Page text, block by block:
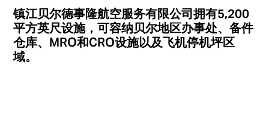
镇江贝尔德事隆航空服务有限公司拥有5,200
平方英尺设施，可容纳贝尔地区办事处、备件
仓库、MRO和CRO设施以及飞机停机坪区
域。